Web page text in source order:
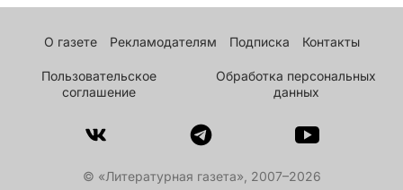
О газете Рекламодателям Подписка Контакты
Пользовательское
соглашение
Обработка персональных
данных
© «Литературная газета», 2007–2026